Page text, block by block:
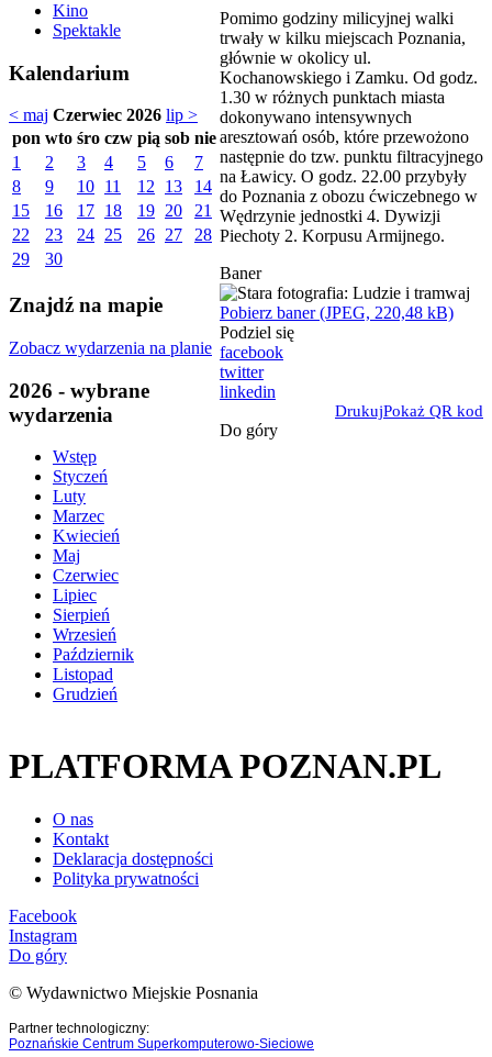
Kino
Spektakle
Kalendarium
< maj Czerwiec 2026 lip >
pon wto śro czw pią sob nie
1
2 3 4 5 6
7
8
9 10 11 12 13
14
15
16 17 18 19 20
21
22
23 24 25 26 27
28
29
30
Znajdź na mapie
Zobacz wydarzenia na planie
2026 - wybrane
wydarzenia
Wstęp
Styczeń
Luty
Marzec
Kwiecień
Maj
Czerwiec
Lipiec
Sierpień
Wrzesień
Październik
Listopad
Grudzień
Pomimo godziny milicyjnej walki
trwały w kilku miejscach Poznania,
głównie w okolicy ul.
Kochanowskiego i Zamku. Od godz.
1.30 w różnych punktach miasta
dokonywano intensywnych
aresztowań osób, które przewożono
następnie do tzw. punktu filtracyjnego
na Ławicy. O godz. 22.00 przybyły
do Poznania z obozu ćwiczebnego w
Wędrzynie jednostki 4. Dywizji
Piechoty 2. Korpusu Armijnego.
Baner
Pobierz baner (JPEG, 220,48 kB)
Podziel się
facebook
twitter
linkedin
DrukujPokaż QR kod
Do góry
PLATFORMA POZNAN.PL
O nas
Kontakt
Deklaracja dostępności
Polityka prywatności
Facebook
Instagram
Do góry
© Wydawnictwo Miejskie Posnania
Partner technologiczny:
Poznańskie Centrum Superkomputerowo-Sieciowe